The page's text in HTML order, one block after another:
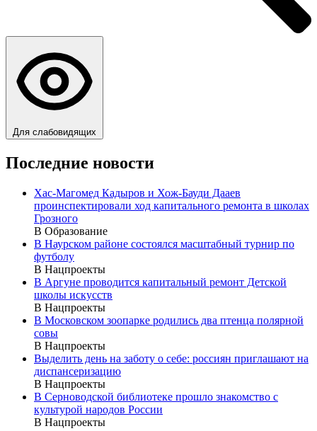
Для слабовидящих
Последние новости
Хас-Магомед Кадыров и Хож-Бауди Дааев
проинспектировали ход капитального ремонта в школах
Грозного
В Образование
В Наурском районе состоялся масштабный турнир по
футболу
В Нацпроекты
В Аргуне проводится капитальный ремонт Детской
школы искусств
В Нацпроекты
В Московском зоопарке родились два птенца полярной
совы
В Нацпроекты
Выделить день на заботу о себе: россиян приглашают на
диспансеризацию
В Нацпроекты
В Серноводской библиотеке прошло знакомство с
культурой народов России
В Нацпроекты